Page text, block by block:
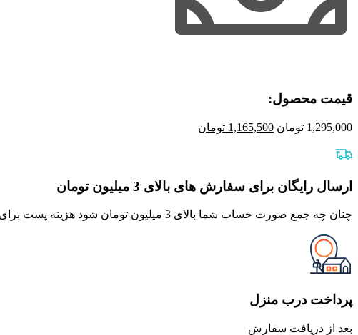
قیمت محصول:​
1,295,000 تومان قیمت
1,165,500 تومان
ارسال رایگان برای سفارش های بالای 3 میلیون تومان
چنان چه جمع صورت حساب شما بالای 3 میلیون تومان شود هزینه پست برای شما به صورت رایگان محاصبه خواهد شد.
پرداخت درب منزل
بعد از دریافت سفارش